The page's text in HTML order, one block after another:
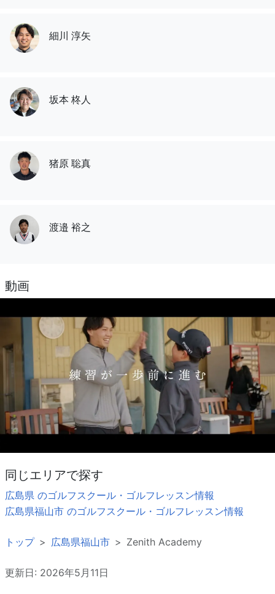
細川 淳矢
坂本 柊人
猪原 聡真
渡邉 裕之
動画
同じエリアで探す
広島県 のゴルフスクール・ゴルフレッスン情報
広島県福山市 のゴルフスクール・ゴルフレッスン情報
トップ 広島県福山市 Zenith Academy
更新日: 2026年5月11日